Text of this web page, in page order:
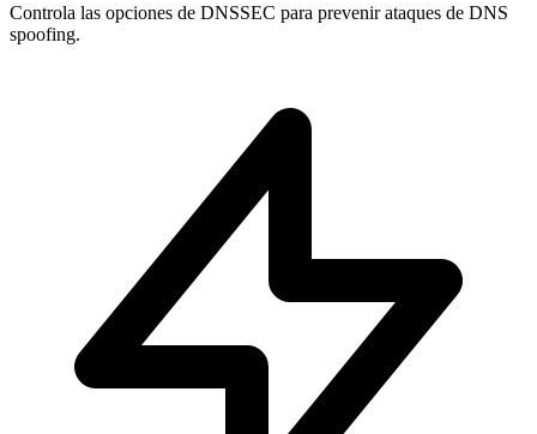
Controla las opciones de DNSSEC para prevenir ataques de DNS
spoofing.